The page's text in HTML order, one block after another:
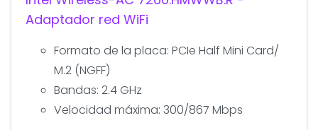
Adaptador red WiFi
Formato de la placa: PCIe Half Mini Card/
M.2 (NGFF)
Bandas: 2.4 GHz
Velocidad máxima: 300/867 Mbps